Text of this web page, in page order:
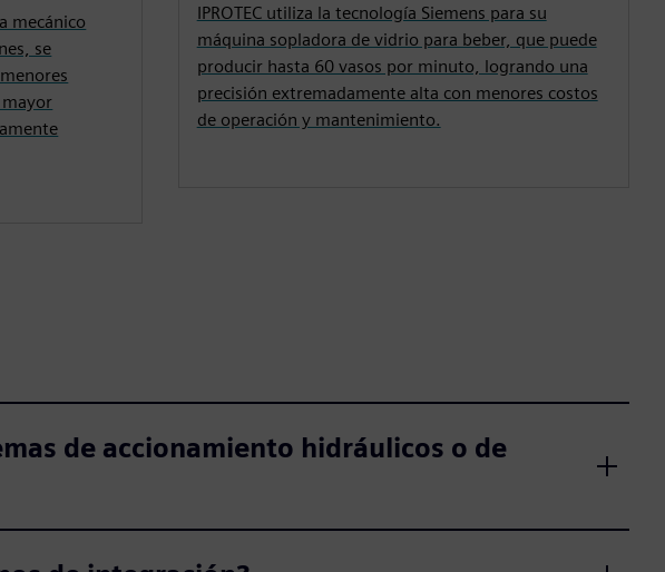
mecánico
se
IPROTEC utiliza la tecnología Siemens para su
máquina sopladora de vidrio para beber, que puede
producir hasta 60 vasos por minuto, logrando una
precisión extremadamente alta con menores costos
de operación y mantenimiento.
de accionamiento hidráulicos o de